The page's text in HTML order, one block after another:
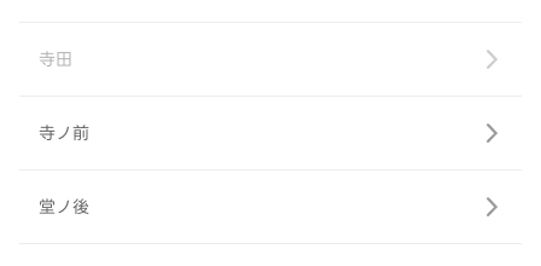
寺田
寺ノ前
堂ノ後